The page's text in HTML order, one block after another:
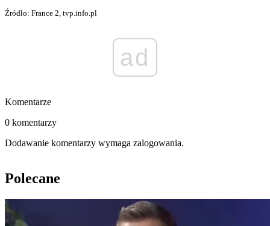
Źródło: France 2, tvp.info.pl
ad
Komentarze
0 komentarzy
Dodawanie komentarzy wymaga zalogowania.
Polecane